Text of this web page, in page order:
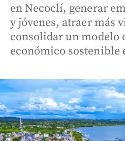
en Necoclí, generar
y jóvenes, atraer más
consolidar un modelo
económico sostenible